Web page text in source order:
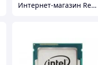
Интернет-магазин Red Storm